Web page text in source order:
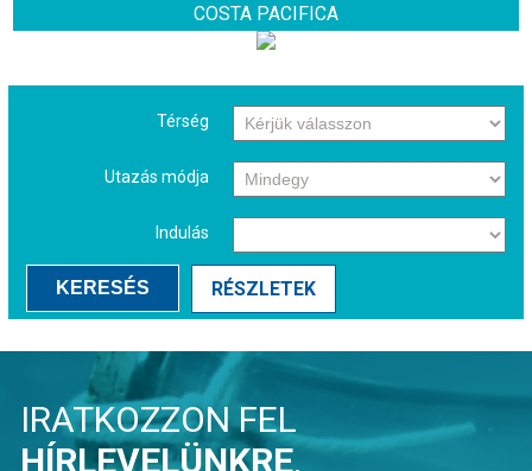
COSTA PACIFICA
Térség
Utazás módja
Indulás
KERESÉS RÉSZLETEK
IRATKOZZON FEL
HÍRLEVELÜNKRE,